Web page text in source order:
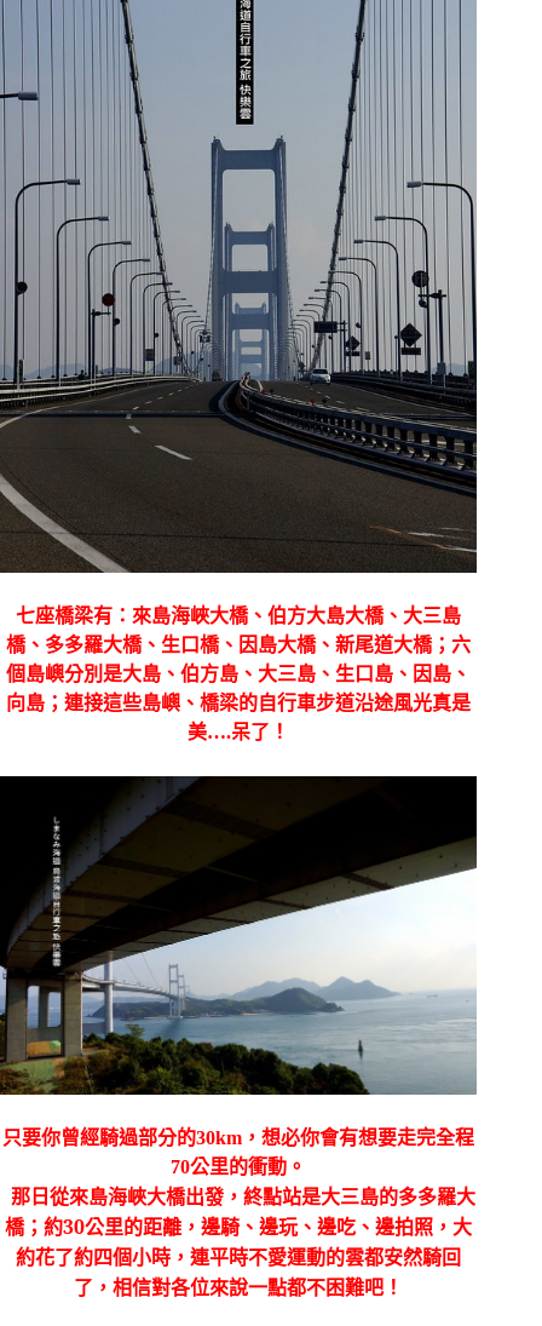
七座橋梁有：來島海峽大橋、伯方大島大橋、大三島
橋、多多羅大橋、生口橋、因島大橋、新尾道大橋；六
個島嶼分別是大島、伯方島、大三島、生口島、因島、
向島；連接這些島嶼、橋梁的自行車步道沿途風光真是
美….呆了！
只要你曾經騎過部分的30km ，想必你會有想要走完全程
70公里的衝動。
那日從來島海峽大橋出發，終點站是大三島的多多羅大
橋；約30公里的距離，邊騎、邊玩、邊吃、邊拍照，大
約花了約四個小時，連平時不愛運動的雲都安然騎回
了，相信對各位來說一點都不困難吧！